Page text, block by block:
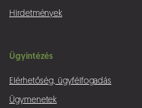
Hirdetmények
Ügyintézés
Elérhetőség, ügyfélfogadás
Ügymenetek